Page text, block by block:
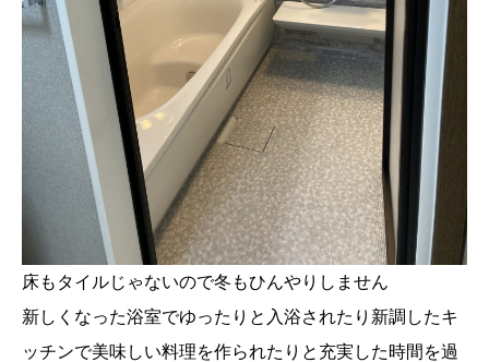
床もタイルじゃないので冬もひんやりしません
新しくなった浴室でゆったりと入浴されたり新調したキ
ッチンで美味しい料理を作られたりと充実した時間を過